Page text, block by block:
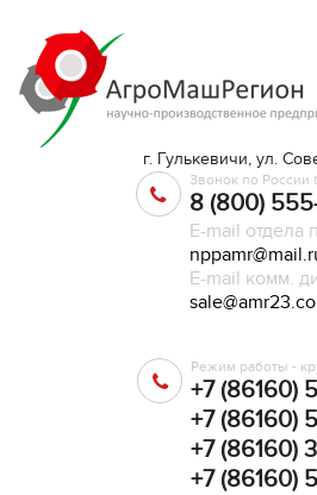
г. Гулькевичи, ул.
Звонок по России
8 (800)
E-mail отдела
E-mail комм.
Режим работы -
+7 (86160)
+7 (86160)
+7 (86160)
+7 (86160)